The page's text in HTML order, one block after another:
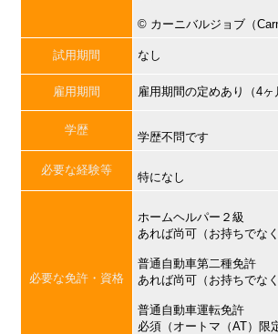
©︎ カーニバルジョブ（
試用期間 なし
雇用期間 雇用期間の定めあり（4ヶ
学歴
学歴不問です
必要な経験等
特になし
必要な免許・資格
ホームヘルパー２級
あれば尚可（お持ちでな
普通自動車第二種免許
あれば尚可（お持ちでな
普通自動車運転免許
必須（オートマ（AT）限